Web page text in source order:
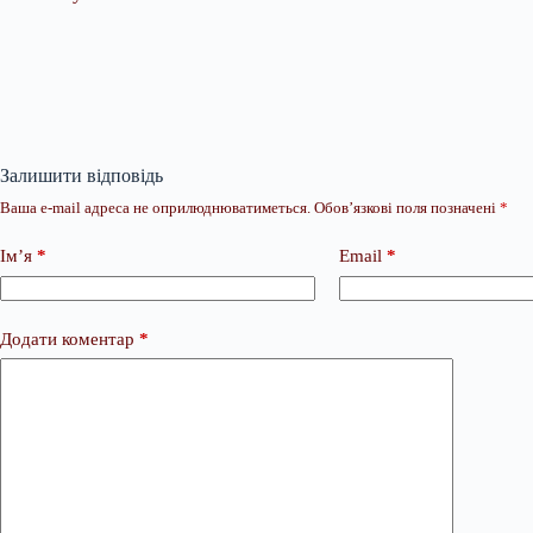
Залишити відповідь
Ваша e-mail адреса не оприлюднюватиметься. Обов’язкові поля позначені *
Ім’я * Email *
Додати коментар *